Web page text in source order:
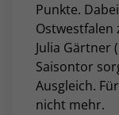
Punkte.
Julia Gärtner
Saisontor
Ausgleich.
nicht mehr.